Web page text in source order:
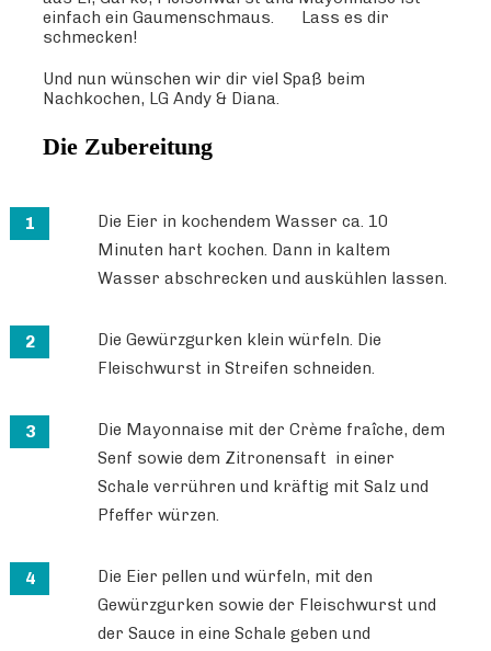
einfach ein Gaumenschmaus.
Lass es dir
schmecken!
Und nun wünschen wir dir viel Spaß beim
Nachkochen, LG Andy & Diana.
Die Zubereitung
Die Eier in kochendem Wasser ca. 10
Minuten hart kochen. Dann in kaltem
Wasser abschrecken und auskühlen lassen.
Die Gewürzgurken klein würfeln. Die
Fleischwurst in Streifen schneiden.
Die Mayonnaise mit der Crème fraîche, dem
Senf sowie dem Zitronensaft in einer
Schale verrühren und kräftig mit Salz und
Pfeffer würzen.
Die Eier pellen und würfeln, mit den
Gewürzgurken sowie der Fleischwurst und
der Sauce in eine Schale geben und